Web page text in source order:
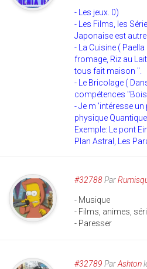
- Les jeux. 0)
- Les Films, les
Japonaise est autre
- La Cuisine (
fromage, Riz au
tous fait maison ".
- Le Bricolage (
compétences
- Je m 'intéresse
physique
Exemple: Le pont
Plan Astral, Les
#32788Par
- Musique
- Films, animes,
- Paresser
#32789 ParAshton